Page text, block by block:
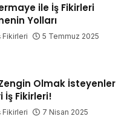
ile İş Fikirleri
Yolları
Fikirleri 5 Temmuz 2025
Olmak İsteyenler
İş Fikirleri!
Fikirleri 7 Nisan 2025